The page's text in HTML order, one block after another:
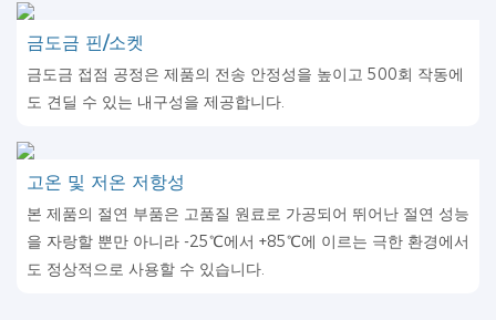
금도금 핀/소켓
금도금 접점 공정은 제품의 전송 안정성을 높이고 500회 작동에
도 견딜 수 있는 내구성을 제공합니다.
고온 및 저온 저항성
본 제품의 절연 부품은 고품질 원료로 가공되어 뛰어난 절연 성능
을 자랑할 뿐만 아니라 -25℃에서 +85℃에 이르는 극한 환경에서
도 정상적으로 사용할 수 있습니다.